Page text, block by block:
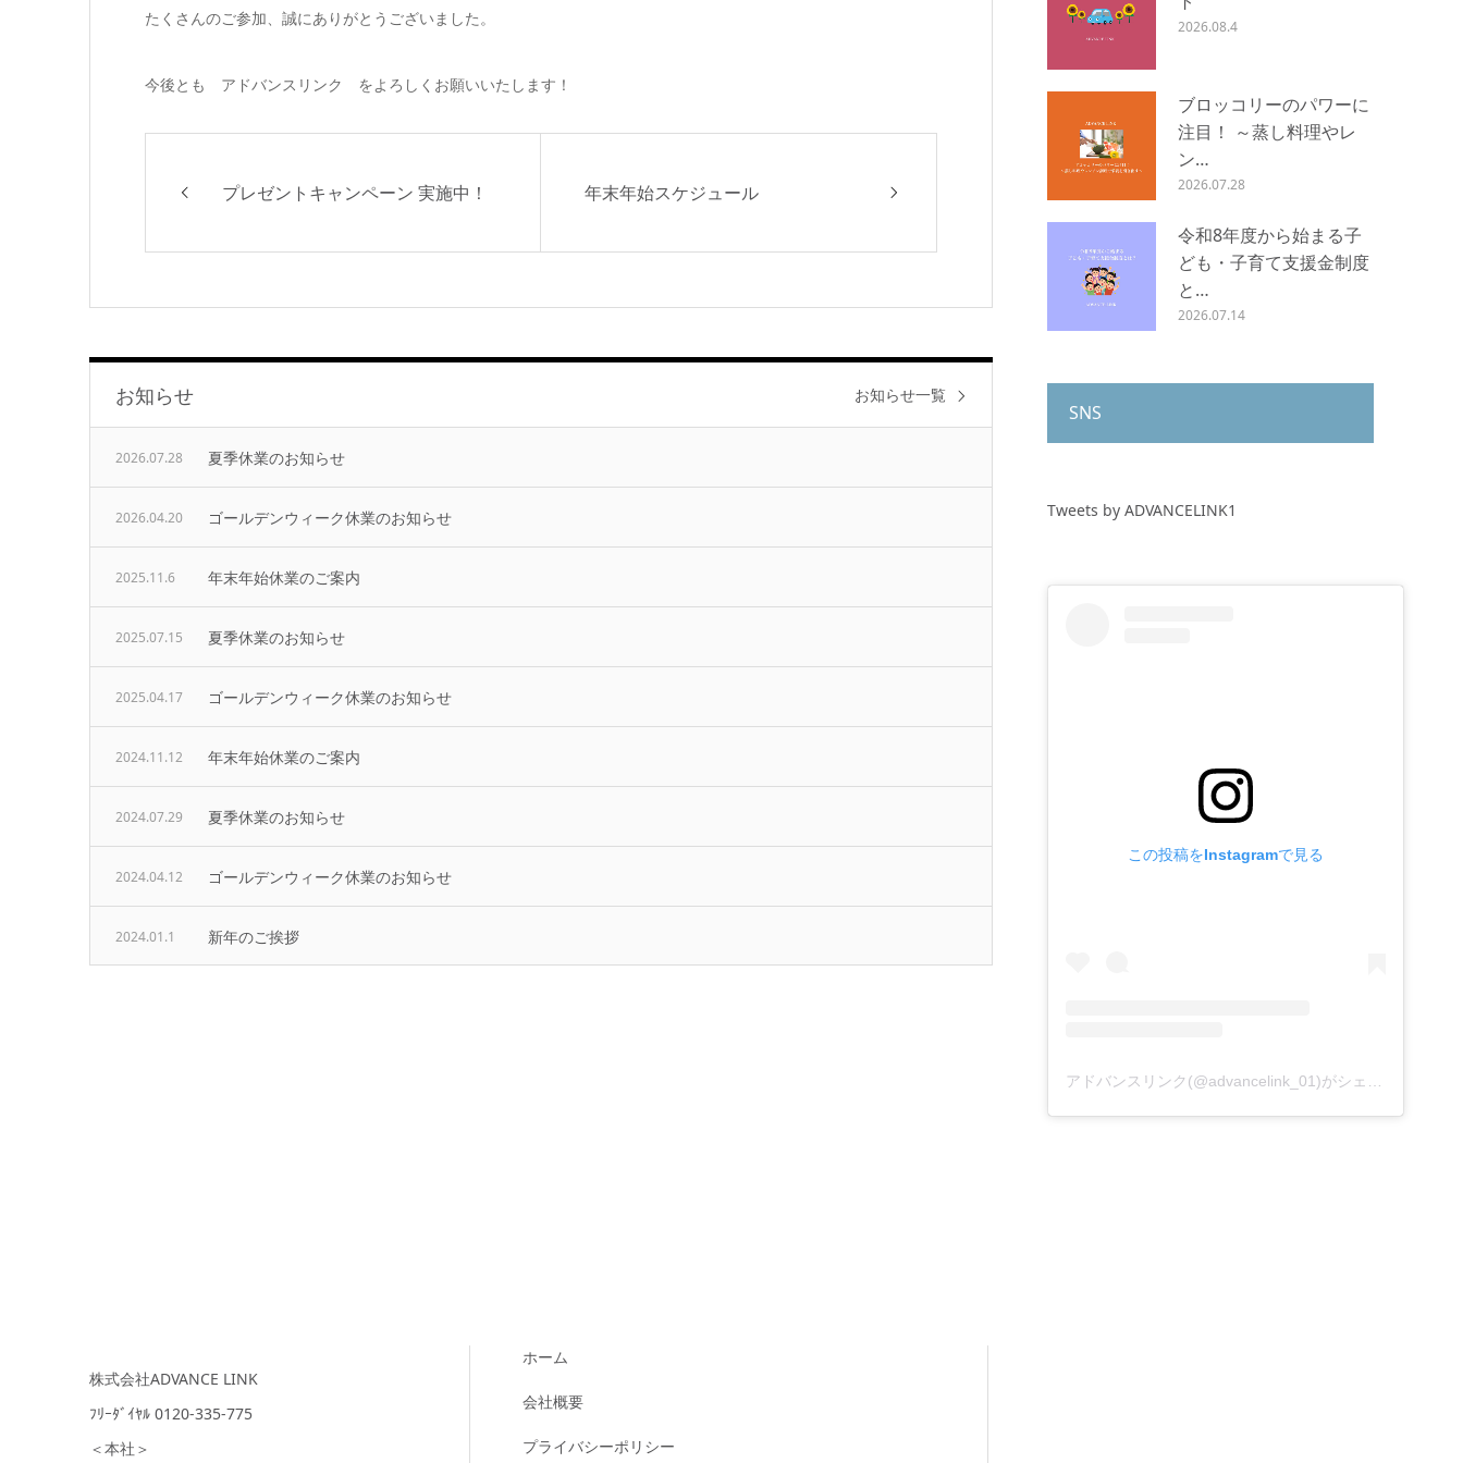
たくさんのご参加、誠にありがとうございました。
今後とも アドバンスリンク をよろしくお願いいたします！
プレゼントキャンペーン 実施中！ 年末年始スケジュール
お知らせ
2026.07.28 夏季休業のお知らせ
2026.04.20 ゴールデンウィーク休業のお知らせ
2025.11.6 年末年始休業のご案内
2025.07.15 夏季休業のお知らせ
2025.04.17 ゴールデンウィーク休業のお知らせ
2024.11.12 年末年始休業のご案内
2024.07.29 夏季休業のお知らせ
2024.04.12 ゴールデンウィーク休業のお知らせ
2024.01.1 新年のご挨拶
お知らせ一覧
2026.08.4
ブロッコリーのパワーに
注目！ ～蒸し料理やレ
ン…
2026.07.28
令和8年度から始まる子
ども・子育て支援金制度
と…
2026.07.14
SNS
Tweets by ADVANCELINK1
この投稿をInstagramで見る
株式会社ADVANCE LINK
ﾌﾘｰﾀﾞｲﾔﾙ 0120-335-775
＜本社＞
ホーム
会社概要
プライバシーポリシー